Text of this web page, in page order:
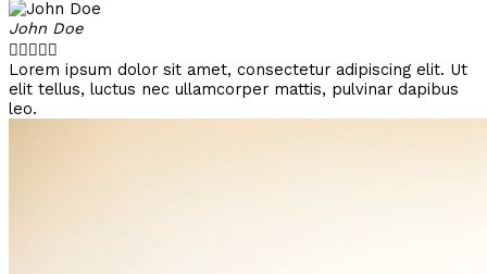
John Doe

Lorem ipsum dolor sit amet, consectetur adipiscing elit. Ut
elit tellus, luctus nec ullamcorper mattis, pulvinar dapibus
leo.